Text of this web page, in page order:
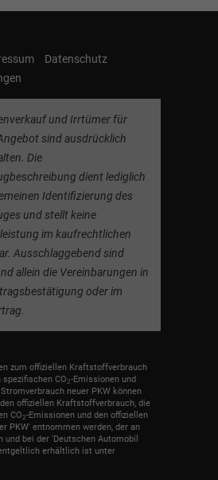
Datenschutz
und Irrtümer für
sind ausdrücklich
Die
dient lediglich
Identifizierung des
und stellt keine
im kaufrechtlichen
Ausschlaggebend sind
allein die Vereinbarungen in
oder im
zum offiziellen Kraftstoffverbrauch
CO2-Emissionen und
neuer PKW können
offiziellen Kraftstoffverbrauch, die
CO2-Emissionen und den offiziellen
PKW' entnommen werden, der an
bei der 'Deutschen Automobil
erhältlich ist unter